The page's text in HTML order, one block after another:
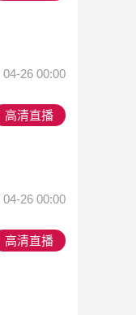
04-26 00:00
高清直播
04-26 00:00
高清直播